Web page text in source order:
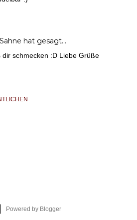
hat gesagt…
dir schmecken :D Liebe Grüße
Powered by Blogger